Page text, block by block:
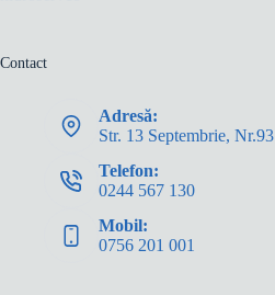
Contact
Adresă:
Str. 13 Septembrie, Nr.93
Telefon:
0244 567 130
Mobil:
0756 201 001